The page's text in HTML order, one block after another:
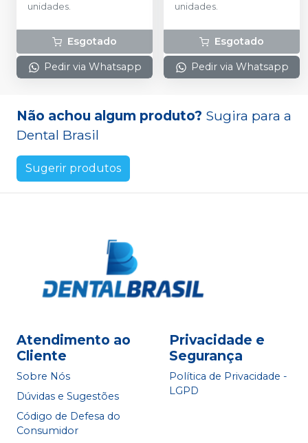
unidades.
Esgotado
Pedir via Whatsapp
unidades.
Esgotado
Pedir via Whatsapp
Não achou algum produto? Sugira para a
Dental Brasil
Sugerir produtos
Atendimento ao
Cliente
Sobre Nós
Dúvidas e Sugestões
Código de Defesa do
Consumidor
Privacidade e
Segurança
Política de Privacidade -
LGPD